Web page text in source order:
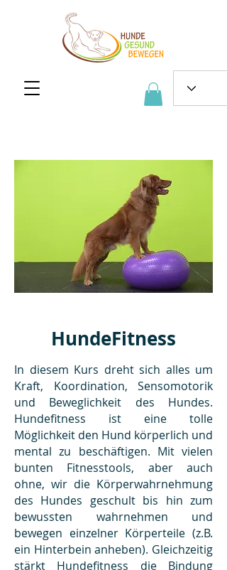
HundeFitness
In diesem Kurs dreht sich alles um
Kraft, Koordination, Sensomotorik
und Beweglichkeit des Hundes.
Hundefitness ist eine tolle
Möglichkeit den Hund körperlich und
mental zu beschäftigen. Mit vielen
bunten Fitnesstools, aber auch
ohne, wir die Körperwahrnehmung
des Hundes geschult bis hin zum
bewussten wahrnehmen und
bewegen einzelner Körperteile (z.B.
ein Hinterbein anheben). Gleichzeitig
stärkt Hundefitness die Bindung